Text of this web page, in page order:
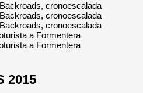
cronoescalada
cronoescalada
cronoescalada
a Formentera
a Formentera
2015